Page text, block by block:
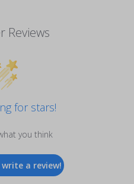
Reviews
for stars!
you think
a review!